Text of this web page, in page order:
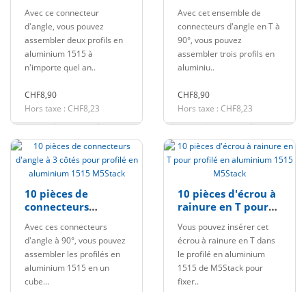
pour profilé en
aluminium 1515
M5Stack
Avec ce connecteur
d'angle, vous pouvez
assembler deux profils en
aluminium 1515 à
n'importe quel an..
CHF8,90
Hors taxe : CHF8,23
aluminium 1515
M5Stack
Avec cet ensemble de
connecteurs d'angle en T à
90°, vous pouvez
assembler trois profils en
aluminiu..
CHF8,90
Hors taxe : CHF8,23
10 pièces de
connecteurs
pour profilé en
aluminium 1515
M5Stack
Avec ces connecteurs
d'angle à 90°, vous pouvez
assembler les profilés en
aluminium 1515 en un
cube...
10 pièces d'écrou à
rainure en T pour
aluminium 1515
M5Stack
Vous pouvez insérer cet
écrou à rainure en T dans
le profilé en aluminium
1515 de M5Stack pour
fixer..